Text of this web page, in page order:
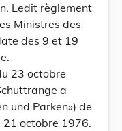
Ledit règlement
Ministres des
des 9 et 19
23 octobre
a
und Parken») de
21 octobre 1976.